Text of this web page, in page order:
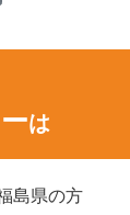
は
島県の方